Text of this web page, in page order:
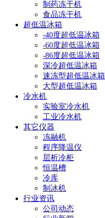
制药冻干机
食品冻干机
超低温冰箱
-40度超低温冰箱
-60度超低温冰箱
-86度超低温冰箱
深冷超低温冰箱
速冻型超低温冰箱
大型超低温冰箱
冷水机
实验室冷水机
工业冷水机
其它仪器
冻融机
程序降温仪
层析冷柜
恒温槽
冷库
制冰机
行业资讯
公司动态